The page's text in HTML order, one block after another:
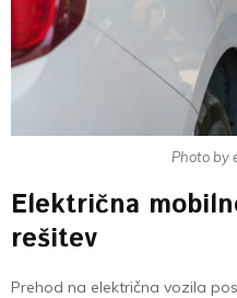
Photo by
Električna
rešitev
Prehod na električna vozila